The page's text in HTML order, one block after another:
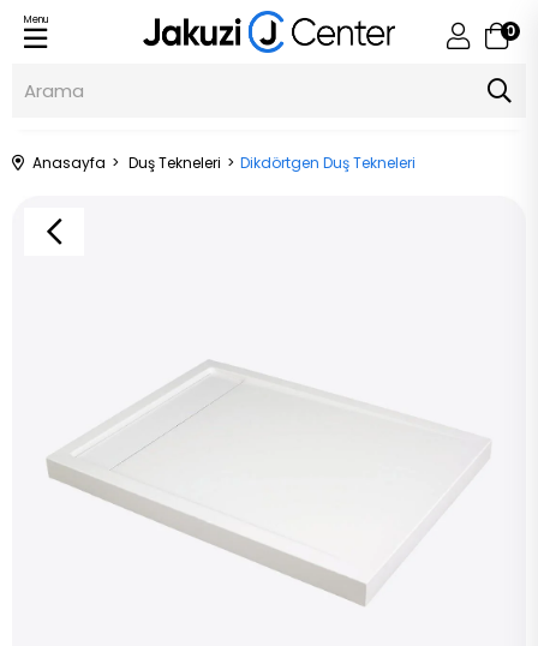
0
Menu
Anasayfa Duş Tekneleri Dikdörtgen Duş Tekneleri